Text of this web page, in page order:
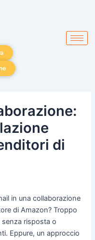
di
in una collaborazione
di Amazon? Troppo
risposta o
Eppure, un approccio